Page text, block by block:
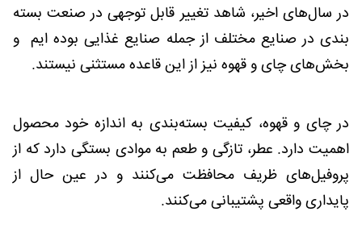
در سال‌های اخیر، شاهد تغییر قابل توجهی در صنعت بسته
بندی در صنایع مختلف از جمله صنایع غذایی بوده ایم و
بخش‌های چای و قهوه نیز از این قاعده مستثنی نیستند.
در چای و قهوه، کیفیت بسته‌بندی به اندازه خود محصول
اهمیت دارد. عطر، تازگی و طعم به موادی بستگی دارد که از
پروفیل‌های ظریف محافظت می‌کنند و در عین حال از
پایداری واقعی پشتیبانی می‌کنند.